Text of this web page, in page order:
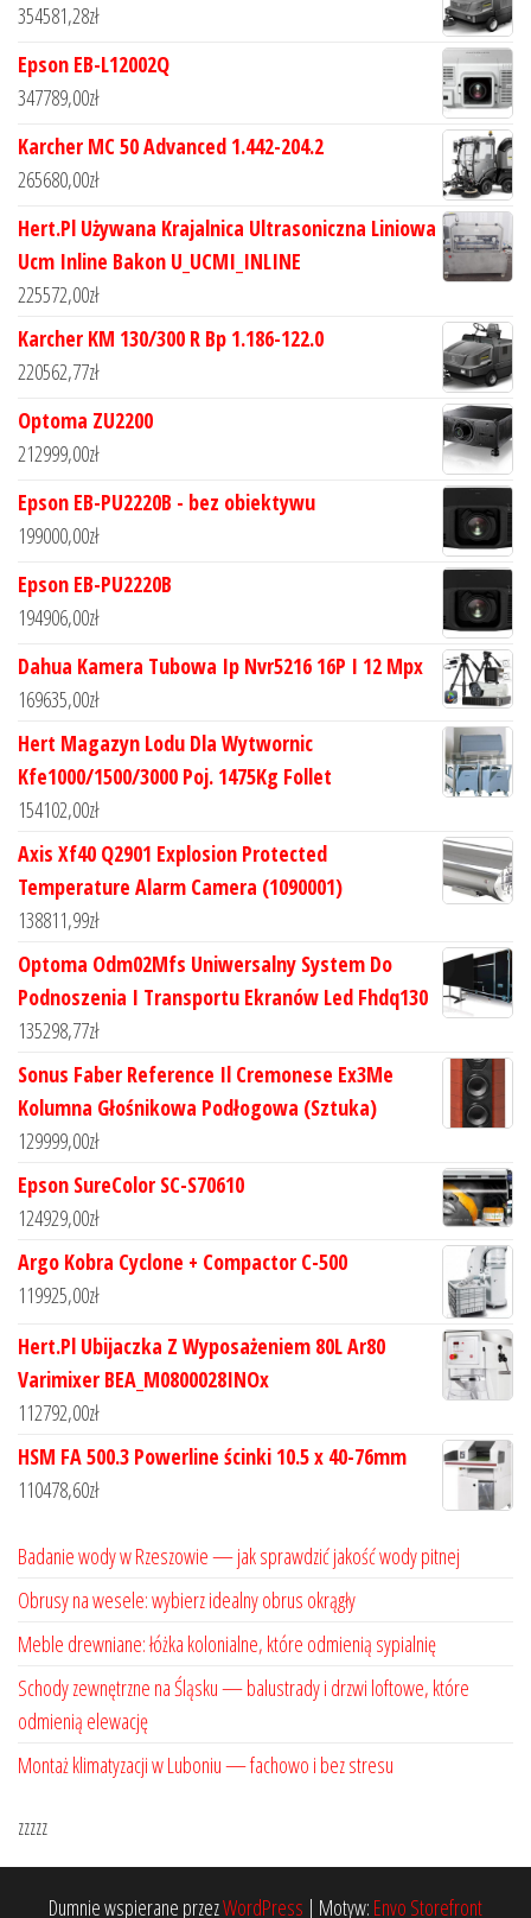
354581,28zł
Epson EB-L12002Q
347789,00zł
Karcher MC 50 Advanced 1.442-204.2
265680,00zł
Hert.Pl Używana Krajalnica Ultrasoniczna Liniowa
Ucm Inline Bakon U_UCMI_INLINE
225572,00zł
Karcher KM 130/300 R Bp 1.186-122.0
220562,77zł
Optoma ZU2200
212999,00zł
Epson EB-PU2220B - bez obiektywu
199000,00zł
Epson EB-PU2220B
194906,00zł
Dahua Kamera Tubowa Ip Nvr5216 16P I 12 Mpx
169635,00zł
Hert Magazyn Lodu Dla Wytwornic
Kfe1000/1500/3000 Poj. 1475Kg Follet
154102,00zł
Axis Xf40 Q2901 Explosion Protected
Temperature Alarm Camera (1090001)
138811,99zł
Optoma Odm02Mfs Uniwersalny System Do
Podnoszenia I Transportu Ekranów Led Fhdq130
135298,77zł
Sonus Faber Reference Il Cremonese Ex3Me
Kolumna Głośnikowa Podłogowa (Sztuka)
129999,00zł
Epson SureColor SC-S70610
124929,00zł
Argo Kobra Cyclone + Compactor C-500
119925,00zł
Hert.Pl Ubijaczka Z Wyposażeniem 80L Ar80
Varimixer BEA_M0800028INOx
112792,00zł
HSM FA 500.3 Powerline ścinki 10.5 x 40-76mm
110478,60zł
Badanie wody w Rzeszowie — jak sprawdzić jakość wody pitnej
Obrusy na wesele: wybierz idealny obrus okrągły
Meble drewniane: łóżka kolonialne, które odmienią sypialnię
Schody zewnętrzne na Śląsku — balustrady i drzwi loftowe, które
odmienią elewację
Montaż klimatyzacji w Luboniu — fachowo i bez stresu
zzzzz
Dumnie wspierane przezWordPress | Motyw: Envo Storefront